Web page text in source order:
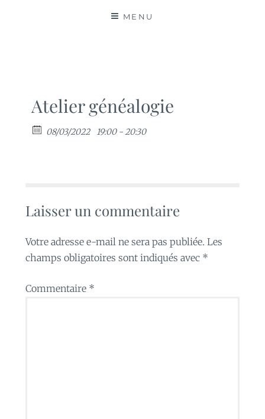
MENU
Atelier généalogie
08/03/2022 19:00 - 20:30
Laisser un commentaire
Votre adresse e-mail ne sera pas publiée. Les
champs obligatoires sont indiqués avec *
Commentaire *